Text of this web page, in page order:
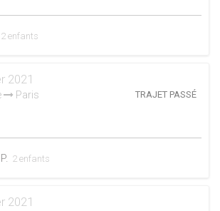
2 enfants
2021
Paris TRAJET PASSÉ
2 enfants
2021